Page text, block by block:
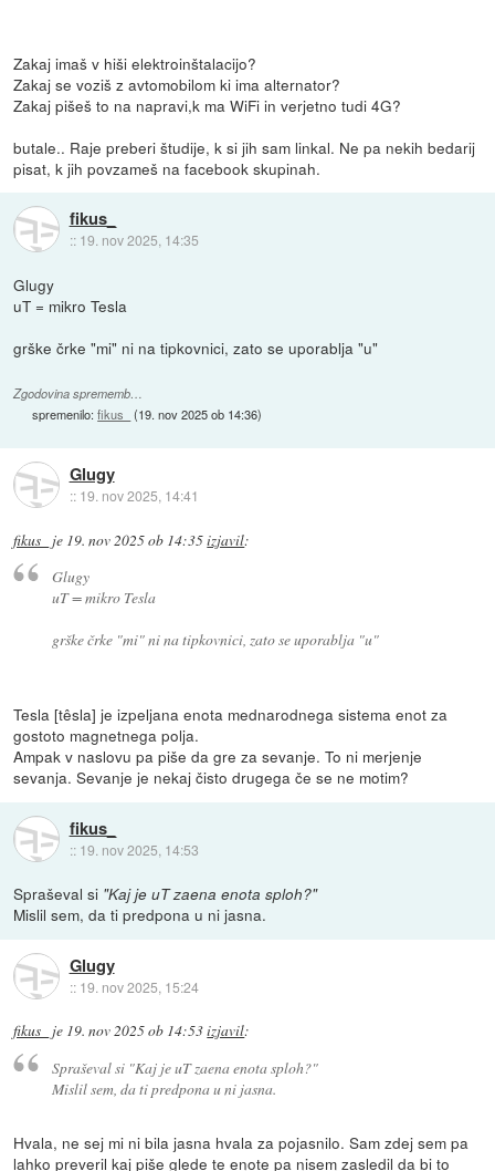
Zakaj imaš v hiši elektroinštalacijo?
Zakaj se voziš z avtomobilom ki ima alternator?
Zakaj pišeš to na napravi,k ma WiFi in verjetno tudi 4G?
butale.. Raje preberi študije, k si jih sam linkal. Ne pa nekih bedarij
pisat, k jih povzameš na facebook skupinah.
fikus_
:: 19. nov 2025, 14:35
Glugy
uT = mikro Tesla
grške črke "mi" ni na tipkovnici, zato se uporablja "u"
Zgodovina sprememb…
spremenilo:fikus_ (19. nov 2025 ob 14:36)
Glugy
:: 19. nov 2025, 14:41
fikus_ je 19. nov 2025 ob 14:35izjavil:
Glugy
uT = mikro Tesla
grške črke "mi" ni na tipkovnici, zato se uporablja "u"
Tesla [têsla] je izpeljana enota mednarodnega sistema enot za
gostoto magnetnega polja.
Ampak v naslovu pa piše da gre za sevanje. To ni merjenje
sevanja. Sevanje je nekaj čisto drugega če se ne motim?
fikus_
:: 19. nov 2025, 14:53
Spraševal si "Kaj je uT zaena enota sploh?"
Mislil sem, da ti predpona u ni jasna.
Glugy
:: 19. nov 2025, 15:24
fikus_ je 19. nov 2025 ob 14:53izjavil:
Spraševal si "Kaj je uT zaena enota sploh?"
Mislil sem, da ti predpona u ni jasna.
Hvala, ne sej mi ni bila jasna hvala za pojasnilo. Sam zdej sem pa
lahko preveril kaj piše glede te enote pa nisem zasledil da bi to